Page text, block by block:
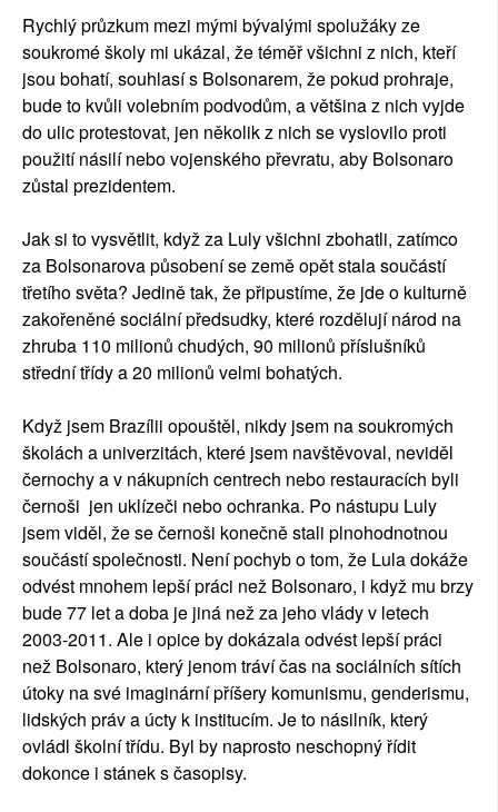
Rychlý průzkum mezi mými bývalými spolužáky ze
soukromé školy mi ukázal, že téměř všichni z nich, kteří
jsou bohatí, souhlasí s Bolsonarem, že pokud prohraje,
bude to kvůli volebním podvodům, a většina z nich vyjde
do ulic protestovat, jen několik z nich se vyslovilo proti
použití násilí nebo vojenského převratu, aby Bolsonaro
zůstal prezidentem.
Jak si to vysvětlit, když za Luly všichni zbohatli, zatímco
za Bolsonarova působení se země opět stala součástí
třetího světa? Jedině tak, že připustíme, že jde o kulturně
zakořeněné sociální předsudky, které rozdělují národ na
zhruba 110 milionů chudých, 90 milionů příslušníků
střední třídy a 20 milionů velmi bohatých.
Když jsem Brazílii opouštěl, nikdy jsem na soukromých
školách a univerzitách, které jsem navštěvoval, neviděl
černochy a v nákupních centrech nebo restauracích byli
černoši jen uklízeči nebo ochranka. Po nástupu Luly
jsem viděl, že se černoši konečně stali plnohodnotnou
součástí společnosti. Není pochyb o tom, že Lula dokáže
odvést mnohem lepší práci než Bolsonaro, i když mu brzy
bude 77 let a doba je jiná než za jeho vlády v letech
2003-2011. Ale i opice by dokázala odvést lepší práci
než Bolsonaro, který jenom tráví čas na sociálních sítích
útoky na své imaginární příšery komunismu, genderismu,
lidských práv a úcty k institucím. Je to násilník, který
ovládl školní třídu. Byl by naprosto neschopný řídit
dokonce i stánek s časopisy.